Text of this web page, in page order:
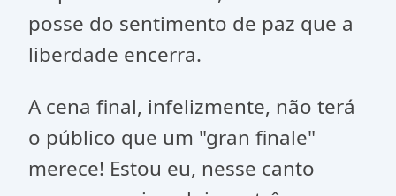
posse do sentimento de paz que a
liberdade encerra.
A cena final, infelizmente, não terá
o público que um "gran finale"
merece! Estou eu, nesse canto